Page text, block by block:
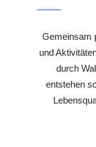
Gemeinsam
und
durch
entstehen